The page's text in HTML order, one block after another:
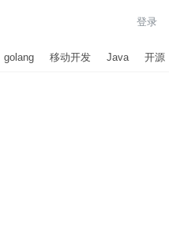
登录
golang 移动开发 Java 开源